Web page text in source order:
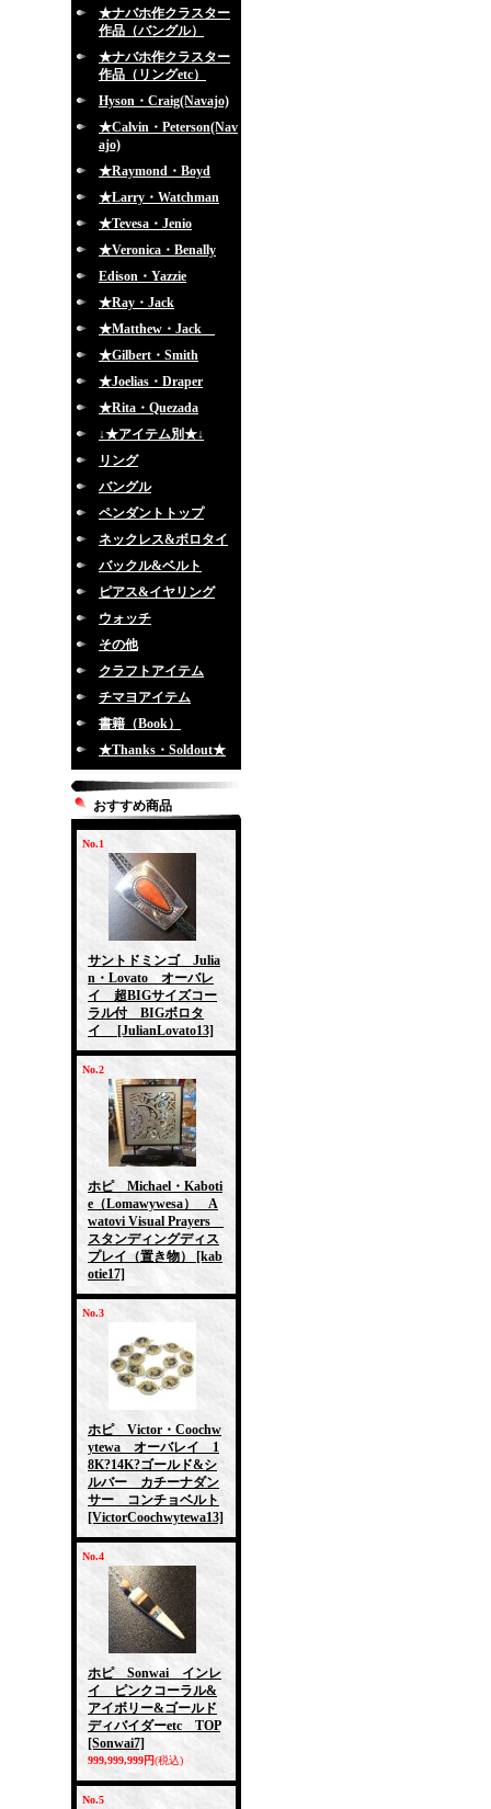
★ナバホ作クラスター
作品（バングル）
★ナバホ作クラスター
作品（リングetc）
Hyson・Craig(Navajo)
★Calvin・Peterson(Nav
ajo)
★Raymond・Boyd
★Larry・Watchman
★Tevesa・Jenio
★Veronica・Benally
Edison・Yazzie
★Ray・Jack
★Matthew・Jack
★Gilbert・Smith
★Joelias・Draper
★Rita・Quezada
↓★アイテム別★↓
リング
バングル
ペンダントトップ
ネックレス&ボロタイ
バックル&ベルト
ピアス&イヤリング
ウォッチ
その他
クラフトアイテム
チマヨアイテム
書籍（Book）
★Thanks・Soldout★
おすすめ商品
No.1
サントドミンゴ Julia
n・Lovato オーバレ
イ 超BIGサイズコー
ラル付 BIGボロタ
イ
[JulianLovato13]
No.2
ホピ Michael・Kaboti
e（Lomawywesa） A
watovi Visual Prayers
スタンディングディス
プレイ（置き物）
[kab
otie17]
No.3
ホピ Victor・Coochw
ytewa オーバレイ 1
8K?14K?ゴールド&シ
ルバー カチーナダン
サー コンチョベルト
[VictorCoochwytewa13]
No.4
ホピ Sonwai インレ
イ ピンクコーラル&
アイボリー&ゴールド
ディバイダーetc TOP
[Sonwai7]
999,999,999円(税込)
No.5